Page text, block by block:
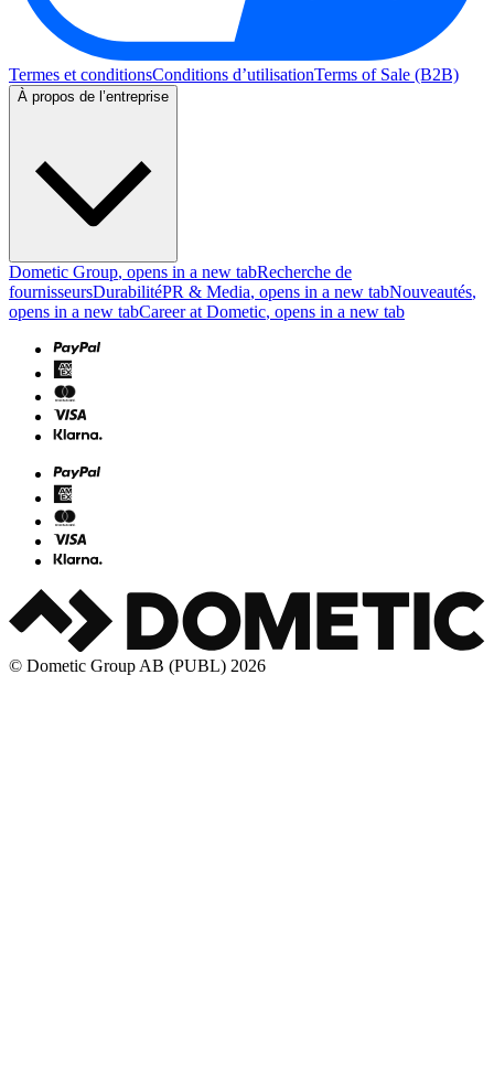
Termes et conditionsConditions d’utilisationTerms of Sale (B2B)
À propos de l’entreprise
Dometic Group, opens in a new tabRecherche de
fournisseursDurabilitéPR & Media, opens in a new tabNouveautés,
opens in a new tabCareer at Dometic, opens in a new tab
© Dometic Group AB (PUBL) 2026